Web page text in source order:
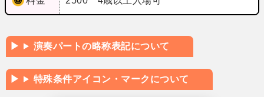
演奏パートの略称表記について
特殊条件アイコン・マークについて